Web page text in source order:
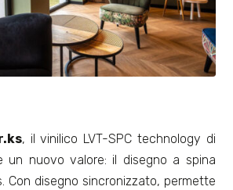
, il vinilico LVT-SPC technology di
un nuovo valore: il disegno a spina
Con disegno sincronizzato, permette